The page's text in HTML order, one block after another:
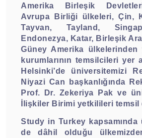
Amerika Birleşik
Avrupa Birliği ülkeleri, Çin,
Tayvan, Tayland,
Endonezya, Katar, Birleşik
Güney Amerika ülkelerinden
kurumlarının temsilcileri yer
Helsinki’de üniversitemizi
Niyazi Can başkanlığında
Prof. Dr. Zekeriya Pak ve
İlişkiler Birimi yetkilileri temsil
Study in Turkey kapsamında
de dâhil olduğu